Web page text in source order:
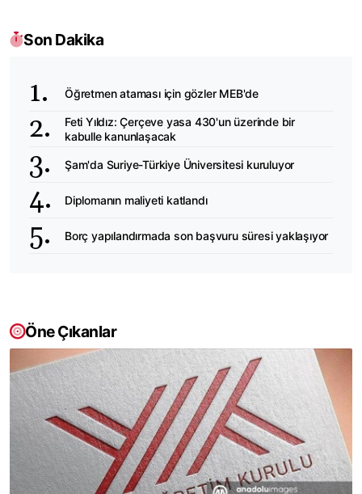
Son Dakika
Öğretmen ataması için gözler MEB'de
Feti Yıldız: Çerçeve yasa 430'un üzerinde bir
kabulle kanunlaşacak
Şam'da Suriye-Türkiye Üniversitesi kuruluyor
Diplomanın maliyeti katlandı
Borç yapılandırmada son başvuru süresi yaklaşıyor
Öne Çıkanlar